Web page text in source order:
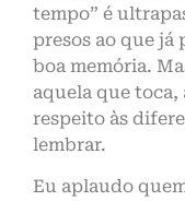
tempo” é
presos ao que já
boa memória.
aquela que
respeito às
lembrar.
Eu aplaudo